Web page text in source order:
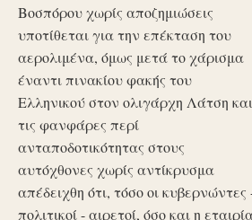
Βοσπόρου χωρίς αποζημιώσεις
υποτίθεται για την επέκταση του
αερολιμένα, όμως μετά το χάρισμα
έναντι πινακίου φακής του
Ελληνικού στον ολιγάρχη Λάτση και
τις φανφάρες περί
ανταποδοτικότητας στους
αυτόχθονες χωρίς αντίκρυσμα
απέδειχθη ότι, τόσο οι κυβερνώντες
πολιτικοί - αιρετοί, όσο και η